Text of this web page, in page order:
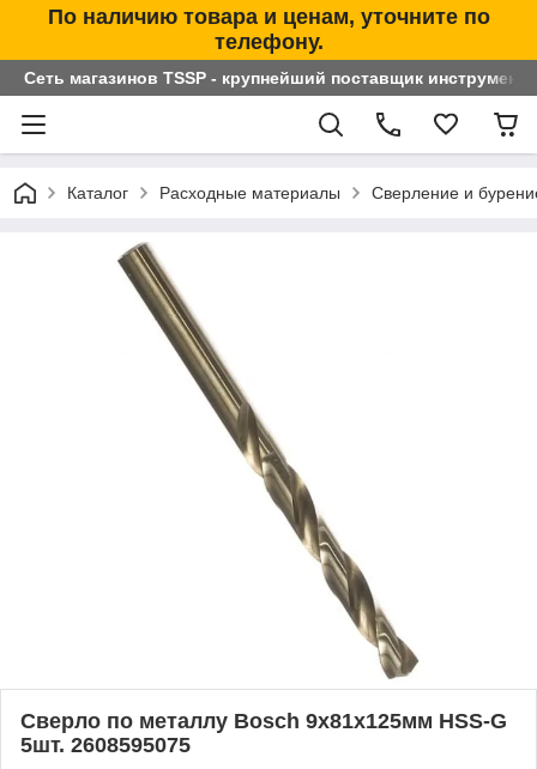
По наличию товара и ценам, уточните по
телефону.
Сеть магазинов TSSP - крупнейший поставщик
Каталог Расходные материалы Сверление и
Сверло по металлу Bosch 9x81x125мм HSS-G
5шт. 2608595075